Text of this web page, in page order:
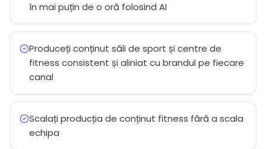
în mai puțin de o oră folosind AI
Produceți conținut săli de sport și centre de
fitness consistent și aliniat cu brandul pe fiecare
canal
Scalați producția de conținut fitness fără a scala
echipa